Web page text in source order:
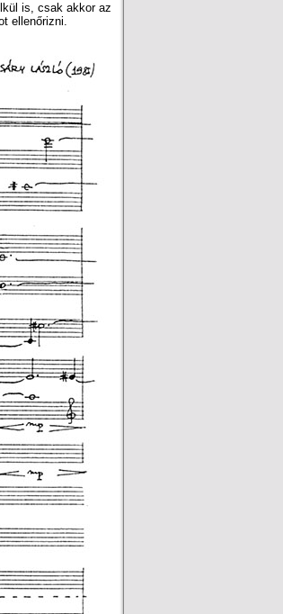
is, csak akkor az
ellenőrizni.